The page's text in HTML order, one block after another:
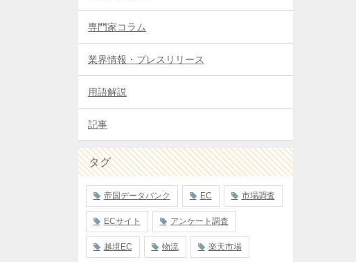
専門家コラム
業界情報・プレスリリース
用語解説
記事
タグ
帝国データバンク EC 市場調査
ECサイト アンケート調査
越境EC 物流 楽天市場